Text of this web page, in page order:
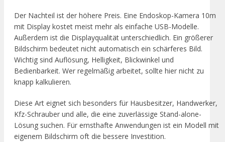
Der Nachteil ist der höhere Preis. Eine Endoskop-Kamera 10m
mit Display kostet meist mehr als einfache USB-Modelle.
Außerdem ist die Displayqualität unterschiedlich. Ein größerer
Bildschirm bedeutet nicht automatisch ein schärferes Bild.
Wichtig sind Auflösung, Helligkeit, Blickwinkel und
Bedienbarkeit. Wer regelmäßig arbeitet, sollte hier nicht zu
knapp kalkulieren.
Diese Art eignet sich besonders für Hausbesitzer, Handwerker,
Kfz-Schrauber und alle, die eine zuverlässige Stand-alone-
Lösung suchen. Für ernsthafte Anwendungen ist ein Modell mit
eigenem Bildschirm oft die bessere Investition.